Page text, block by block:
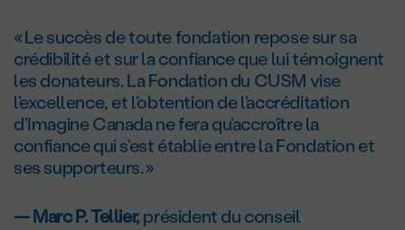
« Le succès de toute fondation repose sur sa
crédibilité et sur la confiance que lui témoignent
les donateurs. La Fondation du CUSM vise
l’excellence, et l’obtention de l’accréditation
d’Imagine Canada ne fera qu’accroître la
confiance qui s’est établie entre la Fondation et
ses supporteurs. »
— Marc P. Tellier,président du conseil